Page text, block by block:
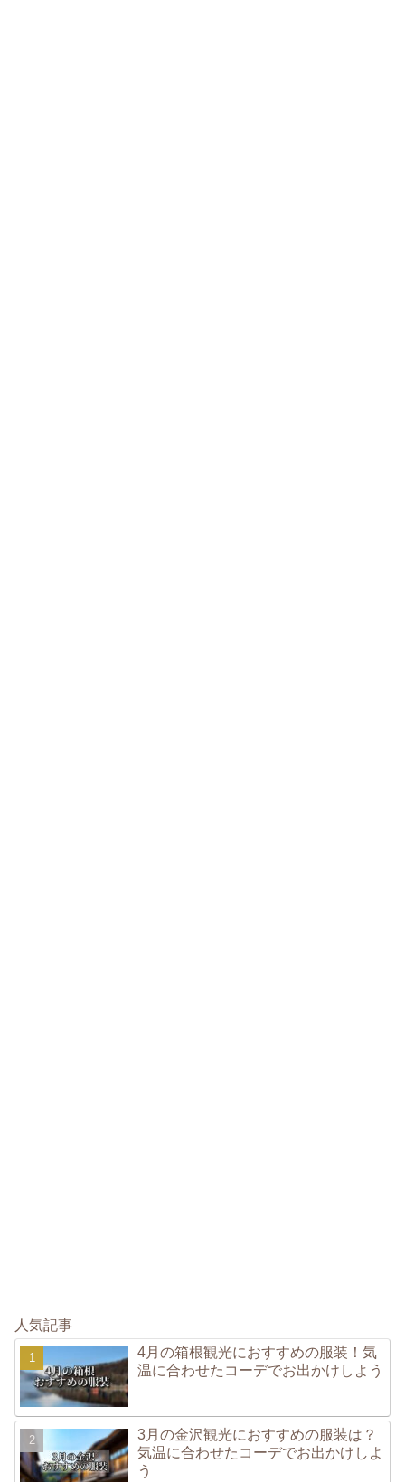
人気記事
4月の箱根観光におすすめの服装！気
温に合わせたコーデでお出かけしよう
3月の金沢観光におすすめの服装は？
気温に合わせたコーデでお出かけしよ
う